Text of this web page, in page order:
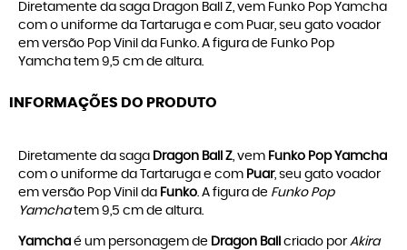
Diretamente da saga Dragon Ball Z, vem Funko Pop Yamcha
com o uniforme da Tartaruga e com Puar, seu gato voador
em versão Pop Vinil da Funko. A figura de Funko Pop
Yamcha tem 9,5 cm de altura.
INFORMAÇÕES DO PRODUTO
Diretamente da saga Dragon Ball Z, vem Funko Pop Yamcha
com o uniforme da Tartaruga e com Puar, seu gato voador
em versão Pop Vinil da Funko. A figura de Funko Pop
Yamchatem 9,5 cm de altura.
Yamcha é um personagem de Dragon Ball criado porAkira